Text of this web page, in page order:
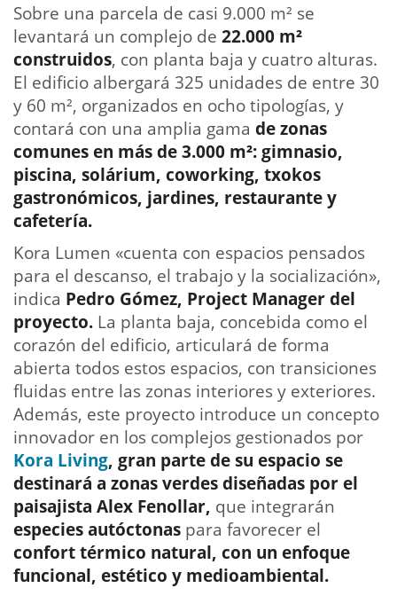
Sobre una parcela de casi 9.000 m² se
levantará un complejo de 22.000 m²
construidos, con planta baja y cuatro alturas.
El edificio albergará 325 unidades de entre 30
y 60 m², organizados en ocho tipologías, y
contará con una amplia gama de zonas
comunes en más de 3.000 m²: gimnasio,
piscina, solárium, coworking, txokos
gastronómicos, jardines, restaurante y
cafetería.
Kora Lumen «cuenta con espacios pensados
para el descanso, el trabajo y la socialización»,
indica Pedro Gómez, Project Manager del
proyecto. La planta baja, concebida como el
corazón del edificio, articulará de forma
abierta todos estos espacios, con transiciones
fluidas entre las zonas interiores y exteriores.
Además, este proyecto introduce un concepto
innovador en los complejos gestionados por
Kora Living, gran parte de su espacio se
destinará a zonas verdes diseñadas por el
paisajista Alex Fenollar, que integrarán
especies autóctonas para favorecer el
confort térmico natural, con un enfoque
funcional, estético y medioambiental.